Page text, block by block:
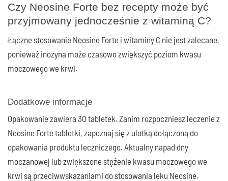
Czy Neosine Forte bez recepty może być
przyjmowany jednocześnie z witaminą C?
Łączne stosowanie Neosine Forte i witaminy C nie jest zalecane,
ponieważ inozyna może czasowo zwiększyć poziom kwasu
moczowego we krwi.
Dodatkowe informacje
Opakowanie zawiera 30 tabletek. Zanim rozpoczniesz leczenie z
Neosine Forte tabletki, zapoznaj się z ulotką dołączoną do
opakowania produktu leczniczego. Aktualny napad dny
moczanowej lub zwiększone stężenie kwasu moczowego we
krwi są przeciwwskazaniami do stosowania leku Neosine.